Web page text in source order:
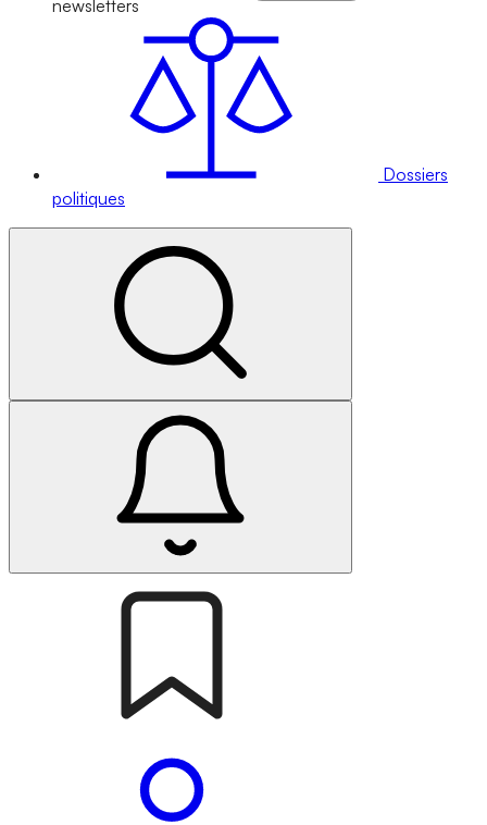
newsletters
Dossiers
politiques